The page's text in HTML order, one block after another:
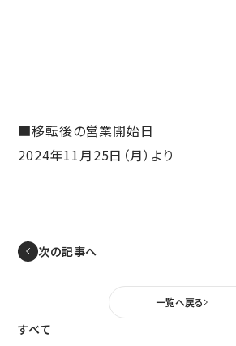
■移転後の営業開始日
2024年11月25日（月）より
次の記事へ
一覧へ戻る
すべて